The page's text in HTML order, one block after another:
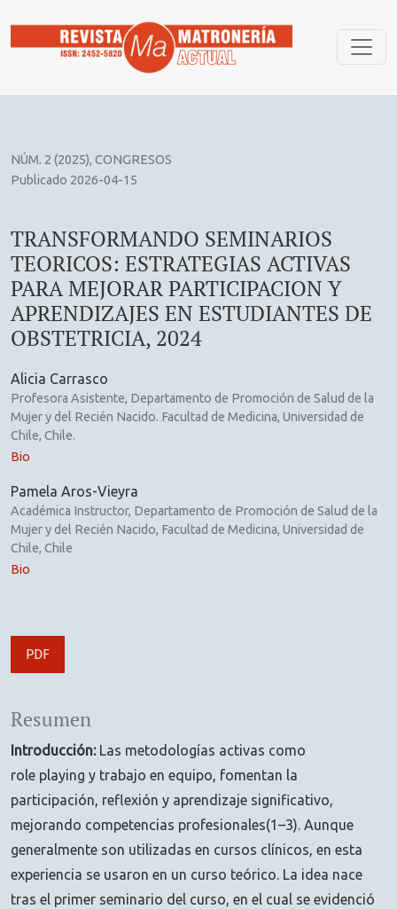
NÚM. 2 (2025), CONGRESOS
TRANSFORMANDO SEMINARIOS
TEORICOS: ESTRATEGIAS ACTIVAS
PARA MEJORAR PARTICIPACION Y
APRENDIZAJES EN ESTUDIANTES DE
OBSTETRICIA, 2024
Publicado 2026-04-15
Alicia Carrasco
Profesora Asistente, Departamento de Promoción de Salud de la
Mujer y del Recién Nacido. Facultad de Medicina, Universidad de
Chile, Chile.
Bio
Pamela Aros-Vieyra
Académica Instructor, Departamento de Promoción de Salud de la
Mujer y del Recién Nacido, Facultad de Medicina, Universidad de
Chile, Chile
Bio
PDF
Resumen
Introducción: Las metodologías activas como
role playing y trabajo en equipo, fomentan la
participación, reflexión y aprendizaje significativo,
mejorando competencias profesionales(1–3). Aunque
generalmente son utilizadas en cursos clínicos, en esta
experiencia se usaron en un curso teórico. La idea nace
tras el primer seminario del curso, en el cual se evidenció